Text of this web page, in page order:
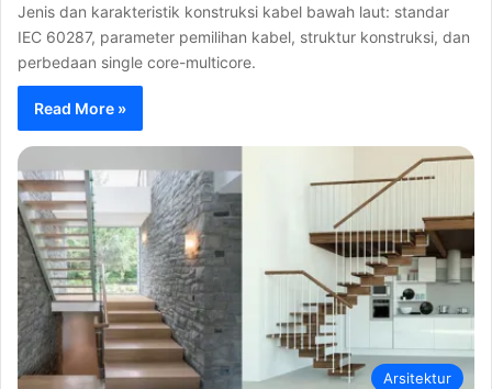
Jenis dan karakteristik konstruksi kabel bawah laut: standar
IEC 60287, parameter pemilihan kabel, struktur konstruksi, dan
perbedaan single core-multicore.
Read More »
Arsitektur